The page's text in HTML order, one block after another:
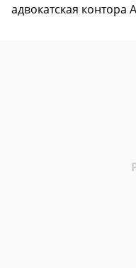
адвокатская контора